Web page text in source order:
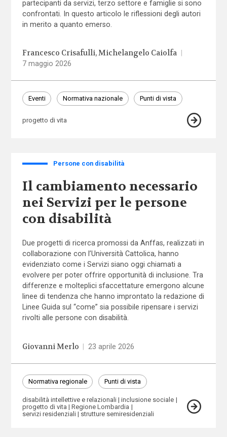
partecipanti da servizi, terzo settore e famiglie si sono
confrontati. In questo articolo le riflessioni degli autori
in merito a quanto emerso.
Francesco Crisafulli Michelangelo Caiolfa
7 maggio 2026
Eventi Normativa nazionale Punti di vista
progetto di vita
Persone con disabilità
Il cambiamento necessario
nei Servizi per le persone
con disabilità
Due progetti di ricerca promossi da Anffas, realizzati in
collaborazione con l’Università Cattolica, hanno
evidenziato come i Servizi siano oggi chiamati a
evolvere per poter offrire opportunità di inclusione. Tra
differenze e molteplici sfaccettature emergono alcune
linee di tendenza che hanno improntato la redazione di
Linee Guida sul “come” sia possibile ripensare i servizi
rivolti alle persone con disabilità.
Giovanni Merlo 23 aprile 2026
Normativa regionale Punti di vista
disabilità intellettive e relazionali
inclusione sociale
progetto di vita
Regione Lombardia
servizi residenziali
strutture semiresidenziali